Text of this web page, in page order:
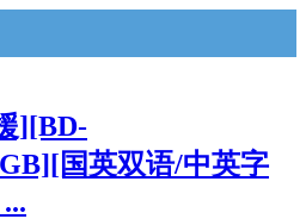
][BD-
国英双语/中英字